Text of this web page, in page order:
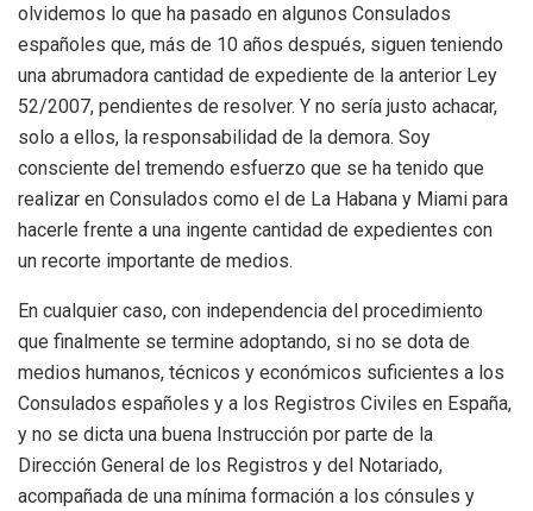
olvidemos lo que ha pasado en algunos Consulados
españoles que, más de 10 años después, siguen teniendo
una abrumadora cantidad de expediente de la anterior Ley
52/2007, pendientes de resolver. Y no sería justo achacar,
solo a ellos, la responsabilidad de la demora. Soy
consciente del tremendo esfuerzo que se ha tenido que
realizar en Consulados como el de La Habana y Miami para
hacerle frente a una ingente cantidad de expedientes con
un recorte importante de medios.
En cualquier caso, con independencia del procedimiento
que finalmente se termine adoptando, si no se dota de
medios humanos, técnicos y económicos suficientes a los
Consulados españoles y a los Registros Civiles en España,
y no se dicta una buena Instrucción por parte de la
Dirección General de los Registros y del Notariado,
acompañada de una mínima formación a los cónsules y